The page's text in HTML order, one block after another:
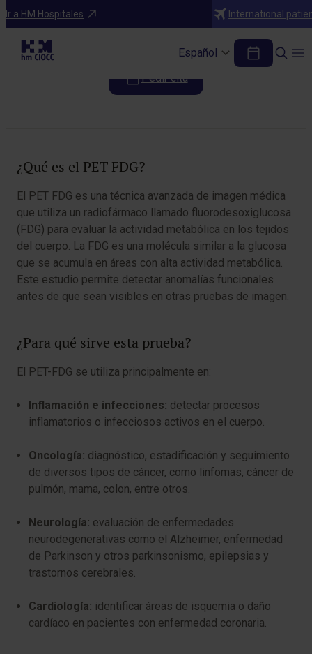
Ir a HM Hospitales International
Español
Pruebas diagnósticas
PET FDG
Pedir cita
¿Qué es el PET FDG?
El PET FDG es una técnica avanzada de imagen médica
que utiliza un radiofármaco llamado fluorodesoxiglucosa
(FDG) para evaluar la actividad metabólica en los tejidos
del cuerpo. La FDG es una molécula similar a la glucosa
que se acumula en áreas con alta actividad metabólica.
Este estudio permite detectar anomalías funcionales
antes de que sean visibles en otras pruebas de imagen.
¿Para qué sirve esta prueba?
El PET-FDG se utiliza principalmente en:
Inflamación e infecciones: detectar procesos
inflamatorios o infecciosos activos en el cuerpo.
Oncología: diagnóstico, estadificación y seguimiento
de diversos tipos de cáncer, como linfomas, cáncer de
pulmón, mama, colon, entre otros.
Neurología: evaluación de enfermedades
neurodegenerativas como el Alzheimer, enfermedad
de Parkinson y otros parkinsonismo, epilepsias y
trastornos cerebrales.
Cardiología: identificar áreas de isquemia o daño
cardíaco en pacientes con enfermedad coronaria.